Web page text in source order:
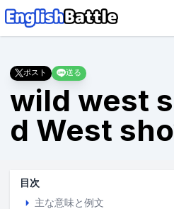
ポスト 送る
wild west
d West
目次
主な意味と例文